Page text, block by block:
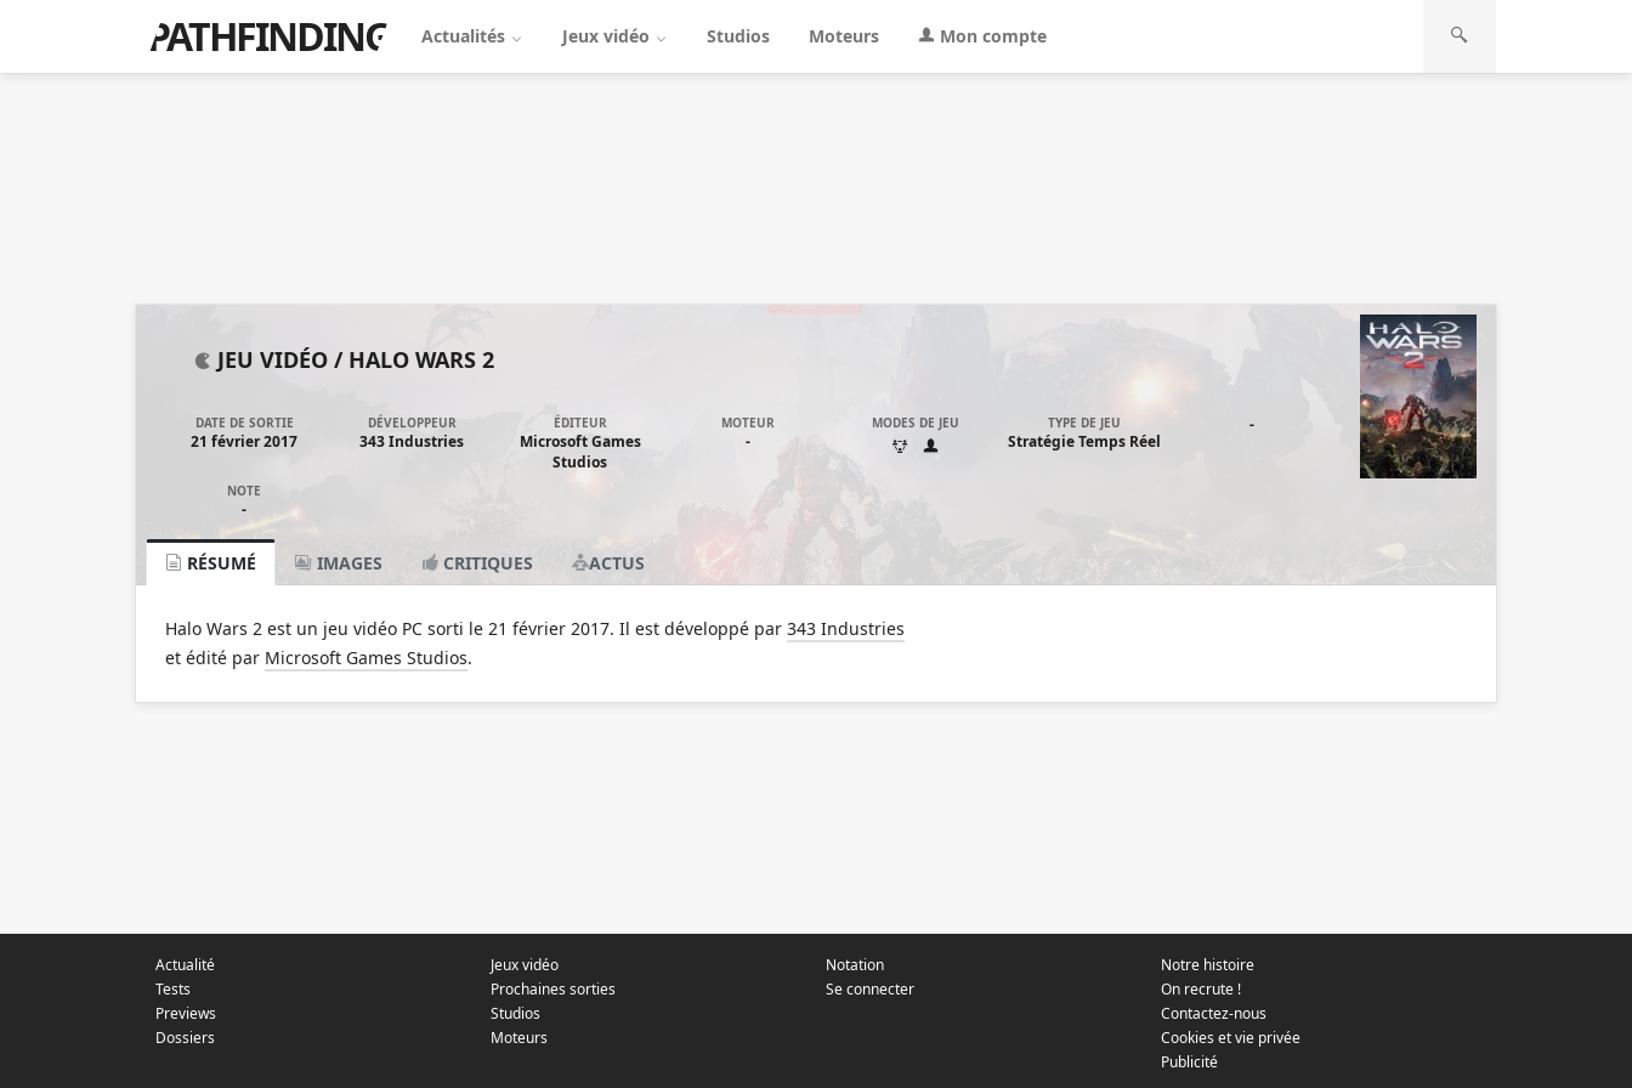
PATHFINDING Actualités Jeux vidéo Studios Moteurs Mon compte
JEU VIDÉO / HALO WARS 2
DATE DE SORTIE
21 février 2017
DÉVELOPPEUR
343 Industries
ÉDITEUR
Microsoft Games
Studios
MOTEUR
-
MODES DE JEU TYPE DE JEU
Stratégie Temps Réel
-
NOTE
-
RÉSUMÉ IMAGES CRITIQUES ACTUS
Halo Wars 2 est un jeu vidéo PC sorti le 21 février 2017. Il est développé par 343 Industries
et édité par Microsoft Games Studios.
Actualité
Tests
Previews
Dossiers
Jeux vidéo
Prochaines sorties
Studios
Moteurs
Notation
Se connecter
Notre histoire
On recrute !
Contactez-nous
Cookies et vie privée
Publicité